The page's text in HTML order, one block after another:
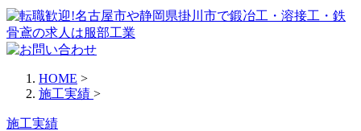
HOME >
施工実績 >
施工実績